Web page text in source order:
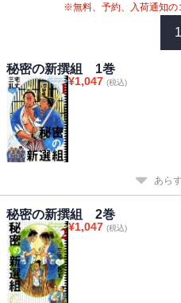
※無料、予約、入荷通知の
1
秘密の新撰組 1巻
¥1,047 (税込)
あら
秘密の新撰組 2巻
¥1,047 (税込)